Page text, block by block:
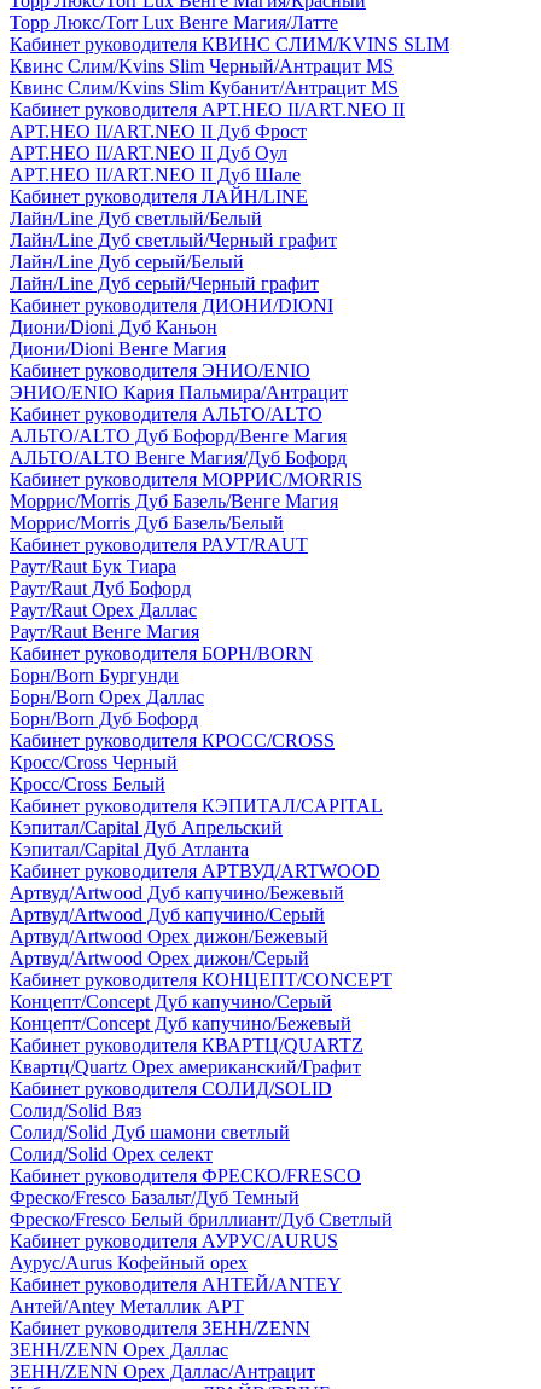
Торр Люкс/Torr Lux Венге Магия/Латте
Кабинет руководителя КВИНС СЛИМ/KVINS SLIM
Квинс Слим/Kvins Slim Черный/Антрацит MS
Квинс Слим/Kvins Slim Кубанит/Антрацит MS
Кабинет руководителя АРТ.НЕО II/ART.NEO II
АРТ.НЕО II/ART.NEO II Дуб Фрост
АРТ.НЕО II/ART.NEO II Дуб Оул
АРТ.НЕО II/ART.NEO II Дуб Шале
Кабинет руководителя ЛАЙН/LINE
Лайн/Line Дуб светлый/Белый
Лайн/Line Дуб светлый/Черный графит
Лайн/Line Дуб серый/Белый
Лайн/Line Дуб серый/Черный графит
Кабинет руководителя ДИОНИ/DIONI
Диони/Dioni Дуб Каньон
Диони/Dioni Венге Магия
Кабинет руководителя ЭНИО/ENIO
ЭНИО/ENIO Кария Пальмира/Антрацит
Кабинет руководителя АЛЬТО/ALTO
АЛЬТО/ALTO Дуб Бофорд/Венге Магия
АЛЬТО/ALTO Венге Магия/Дуб Бофорд
Кабинет руководителя МОРРИС/MORRIS
Моррис/Morris Дуб Базель/Венге Магия
Моррис/Morris Дуб Базель/Белый
Кабинет руководителя РАУТ/RAUT
Раут/Raut Бук Тиара
Раут/Raut Дуб Бофорд
Раут/Raut Орех Даллас
Раут/Raut Венге Магия
Кабинет руководителя БОРН/BORN
Борн/Born Бургунди
Борн/Born Орех Даллас
Борн/Born Дуб Бофорд
Кабинет руководителя КРОСС/CROSS
Кросс/Cross Черный
Кросс/Cross Белый
Кабинет руководителя КЭПИТАЛ/CAPITAL
Кэпитал/Capital Дуб Апрельский
Кэпитал/Capital Дуб Атланта
Кабинет руководителя АРТВУД/ARTWOOD
Артвуд/Artwood Дуб капучино/Бежевый
Артвуд/Artwood Дуб капучино/Серый
Артвуд/Artwood Орех дижон/Бежевый
Артвуд/Artwood Орех дижон/Серый
Кабинет руководителя КОНЦЕПТ/CONCEPT
Концепт/Concept Дуб капучино/Серый
Концепт/Concept Дуб капучино/Бежевый
Кабинет руководителя КВАРТЦ/QUARTZ
Квартц/Quartz Орех американский/Графит
Кабинет руководителя СОЛИД/SOLID
Солид/Solid Вяз
Солид/Solid Дуб шамони светлый
Солид/Solid Орех селект
Кабинет руководителя ФРЕСКО/FRESCO
Фреско/Fresco Базальт/Дуб Темный
Фреско/Fresco Белый бриллиант/Дуб Светлый
Кабинет руководителя АУРУС/AURUS
Аурус/Aurus Кофейный орех
Кабинет руководителя АНТЕЙ/ANTEY
Антей/Antey Металлик АРТ
Кабинет руководителя ЗЕНН/ZENN
ЗЕНН/ZENN Орех Даллас
ЗЕНН/ZENN Орех Даллас/Антрацит